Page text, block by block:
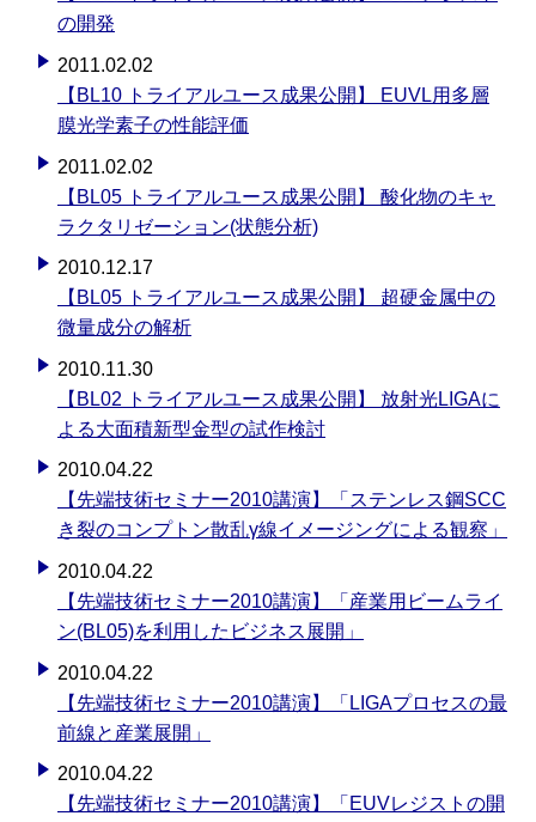
の開発
2011.02.02
【BL10 トライアルユース成果公開】 EUVL用多層
膜光学素子の性能評価
2011.02.02
【BL05 トライアルユース成果公開】 酸化物のキャ
ラクタリゼーション(状態分析)
2010.12.17
【BL05 トライアルユース成果公開】 超硬金属中の
微量成分の解析
2010.11.30
【BL02 トライアルユース成果公開】 放射光LIGAに
よる大面積新型金型の試作検討
2010.04.22
【先端技術セミナー2010講演】「ステンレス鋼SCC
き裂のコンプトン散乱γ線イメージングによる観察」
2010.04.22
【先端技術セミナー2010講演】「産業用ビームライ
ン(BL05)を利用したビジネス展開」
2010.04.22
【先端技術セミナー2010講演】「LIGAプロセスの最
前線と産業展開」
2010.04.22
【先端技術セミナー2010講演】「EUVレジストの開